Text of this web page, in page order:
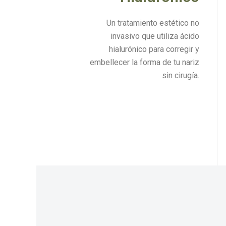
Un tratamiento estético no
invasivo que utiliza ácido
hialurónico para corregir y
embellecer la forma de tu nariz
sin cirugía.